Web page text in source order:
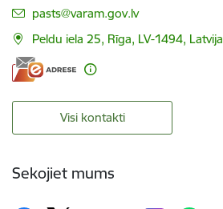
E-pasts:
pasts@varam.gov.lv
Peldu iela 25, Rīga, LV-1494, Latvija
Visi kontakti
Sekojiet mums